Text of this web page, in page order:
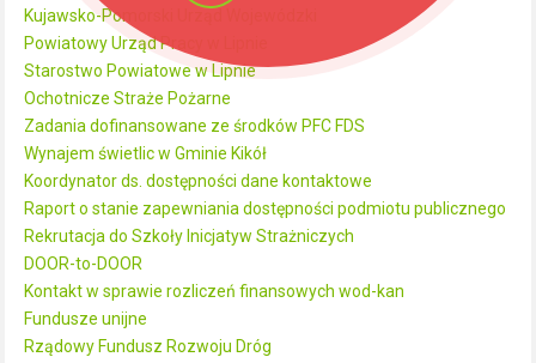
Kujawsko-Pomorski Urząd Wojewódzki
Powiatowy Urząd Pracy w Lipnie
Starostwo Powiatowe w Lipnie
Ochotnicze Straże Pożarne
Zadania dofinansowane ze środków PFC FDS
Wynajem świetlic w Gminie Kikół
Koordynator ds. dostępności dane kontaktowe
Raport o stanie zapewniania dostępności podmiotu publicznego
Rekrutacja do Szkoły Inicjatyw Strażniczych
DOOR-to-DOOR
Kontakt w sprawie rozliczeń finansowych wod-kan
Fundusze unijne
Rządowy Fundusz Rozwoju Dróg